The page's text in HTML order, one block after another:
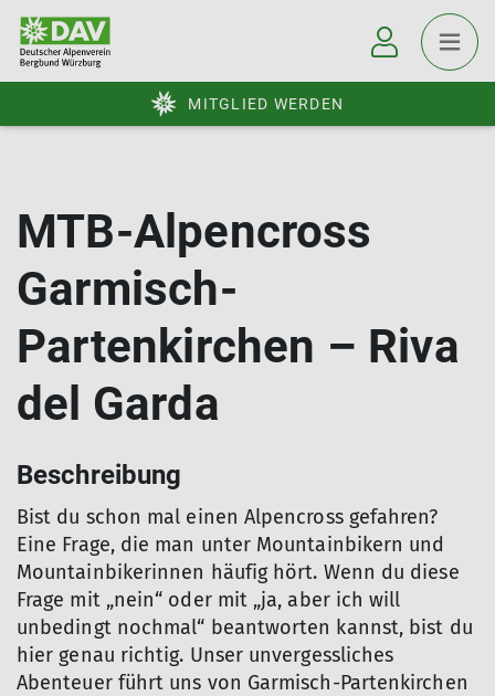
MITGLIED WERDEN
MTB-Alpencross
Garmisch-
Partenkirchen – Riva
del Garda
Beschreibung
Bist du schon mal einen Alpencross gefahren?
Eine Frage, die man unter Mountainbikern und
Mountainbikerinnen häufig hört. Wenn du diese
Frage mit „nein“ oder mit „ja, aber ich will
unbedingt nochmal“ beantworten kannst, bist du
hier genau richtig. Unser unvergessliches
Abenteuer führt uns von Garmisch-Partenkirchen